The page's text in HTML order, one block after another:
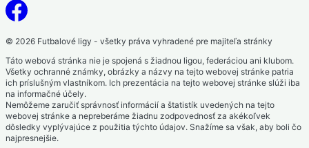
© 2026 Futbalové ligy - všetky práva vyhradené pre majiteľa stránky
Táto webová stránka nie je spojená s žiadnou ligou, federáciou ani klubom.
Všetky ochranné známky, obrázky a názvy na tejto webovej stránke patria
ich príslušným vlastníkom. Ich prezentácia na tejto webovej stránke slúži iba
na informačné účely.
Nemôžeme zaručiť správnosť informácií a štatistík uvedených na tejto
webovej stránke a nepreberáme žiadnu zodpovednosť za akékoľvek
dôsledky vyplývajúce z použitia týchto údajov. Snažíme sa však, aby boli čo
najpresnejšie.